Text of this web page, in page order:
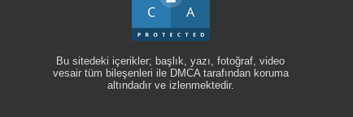
Bu sitedeki içerikler; başlık, yazı, fotoğraf, video
vesair tüm bileşenleri ile DMCA tarafından koruma
altındadır ve izlenmektedir.